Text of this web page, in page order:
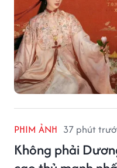
PHIM ẢNH 37 phút
Không phải